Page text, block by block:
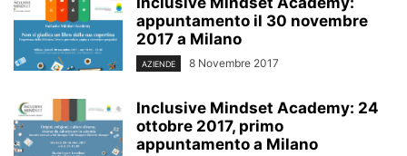
appuntamento il 30 novembre
2017 a Milano
AZIENDE 8 Novembre 2017
Inclusive Mindset Academy: 24
ottobre 2017, primo
appuntamento a Milano